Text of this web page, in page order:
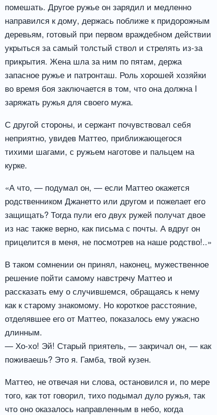
помешать. Другое ружье он зарядил и медленно
направился к дому, держась поближе к придорожным
деревьям, готовый при первом враждебном действии
укрыться за самый толстый ствол и стрелять из-за
прикрытия. Жена шла за ним по пятам, держа
запасное ружье и патронташ. Роль хорошей хозяйки
во время боя заключается в том, что она должна I
заряжать ружья для своего мужа.
С другой стороны, и сержант почувствовал себя
неприятно, увидев Маттео, приближающегося
тихими шагами, с ружьем наготове и пальцем на
курке.
«А что, — подумал он, — если Маттео окажется
родственником Джанетто или другом и пожелает его
защищать? Тогда пули его двух ружей получат двое
из нас также верно, как письма с почты. А вдруг он
прицелится в меня, не посмотрев на наше родство!..»
В таком сомнении он принял, наконец, мужественное
решение пойти самому навстречу Маттео и
рассказать ему о случившемся, обращаясь к нему
как к старому знакомому. Но короткое расстояние,
отделявшее его от Маттео, показалось ему ужасно
длинным.
— Хо-хо! Эй! Старый приятель, — закричал он, — как
поживаешь? Это я. Гамба, твой кузен.
Маттео, не отвечая ни слова, остановился и, по мере
того, как тот говорил, тихо подымал дуло ружья, так
что оно оказалось направленным в небо, когда